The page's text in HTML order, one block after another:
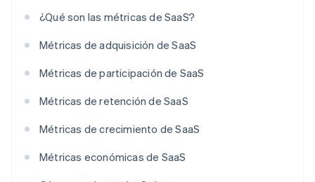
¿Qué son las métricas de SaaS?
Métricas de adquisición de SaaS
Métricas de participación de SaaS
Métricas de retención de SaaS
Métricas de crecimiento de SaaS
Métricas económicas de SaaS